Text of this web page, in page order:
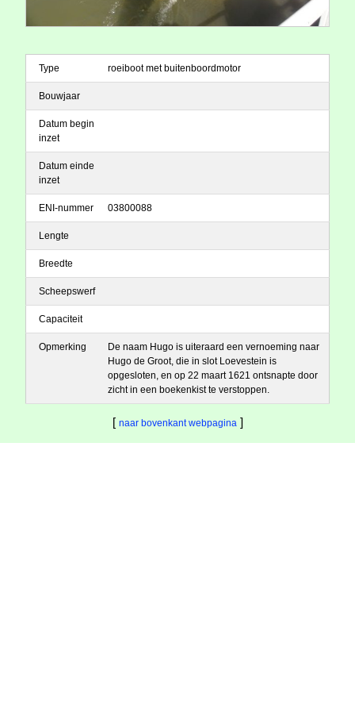
Type roeiboot met buitenboordmotor
Bouwjaar
Datum begin
inzet
Datum einde
inzet
ENI-nummer 03800088
Lengte
Breedte
Scheepswerf
Capaciteit
Opmerking
De naam Hugo is uiteraard een vernoeming naar
Hugo de Groot, die in slot Loevestein is
opgesloten, en op 22 maart 1621 ontsnapte door
zicht in een boekenkist te verstoppen.
[ naar bovenkant webpagina ]